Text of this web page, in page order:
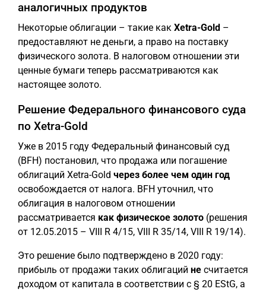
аналогичных продуктов
Некоторые облигации – такие как Xetra-Gold –
предоставляют не деньги, а право на поставку
физического золота. В налоговом отношении эти
ценные бумаги теперь рассматриваются как
настоящее золото.
Решение Федерального финансового суда
по Xetra-Gold
Уже в 2015 году Федеральный финансовый суд
(BFH) постановил, что продажа или погашение
облигаций Xetra-Gold через более чем один год
освобождается от налога. BFH уточнил, что
облигация в налоговом отношении
рассматривается как физическое золото (решения
от 12.05.2015 – VIII R 4/15, VIII R 35/14, VIII R 19/14).
Это решение было подтверждено в 2020 году:
прибыль от продажи таких облигаций не считается
доходом от капитала в соответствии с § 20 EStG, а